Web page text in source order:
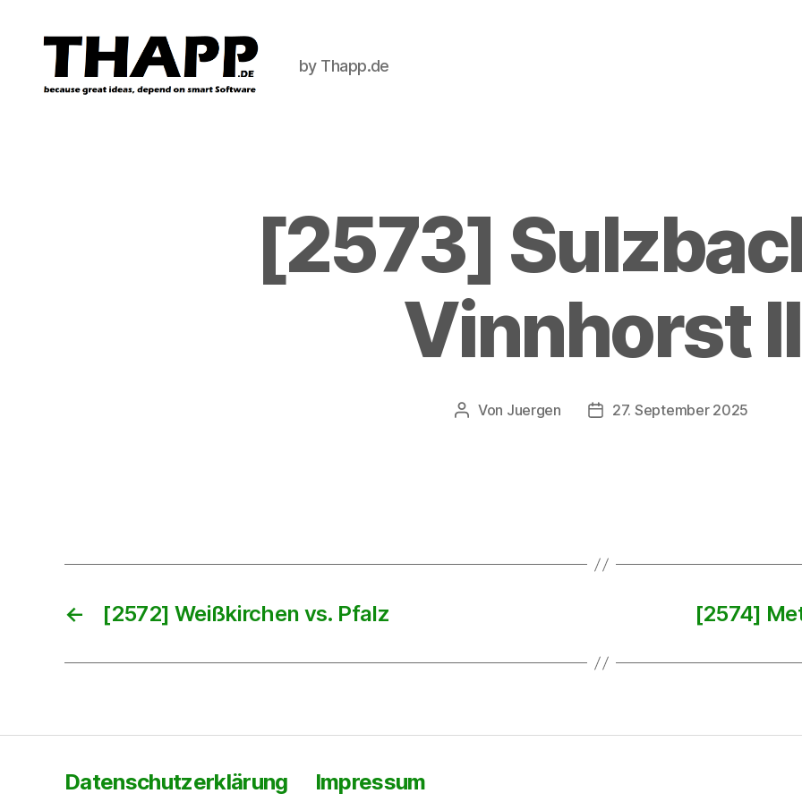
by Thapp.de
[2573]
Vinnhorst II
Beitragsautor
Von Juergen Beitragsdatum
27. September 2025
← [2572] Weißkirchen vs. Pfalz [2574]
Datenschutzerklärung Impressum